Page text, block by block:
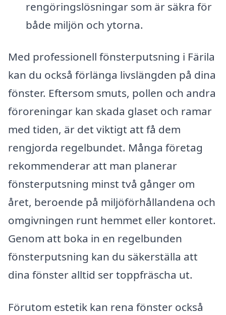
rengöringslösningar som är säkra för
både miljön och ytorna.
Med professionell fönsterputsning i Färila
kan du också förlänga livslängden på dina
fönster. Eftersom smuts, pollen och andra
föroreningar kan skada glaset och ramar
med tiden, är det viktigt att få dem
rengjorda regelbundet. Många företag
rekommenderar att man planerar
fönsterputsning minst två gånger om
året, beroende på miljöförhållandena och
omgivningen runt hemmet eller kontoret.
Genom att boka in en regelbunden
fönsterputsning kan du säkerställa att
dina fönster alltid ser toppfräscha ut.
Förutom estetik kan rena fönster också